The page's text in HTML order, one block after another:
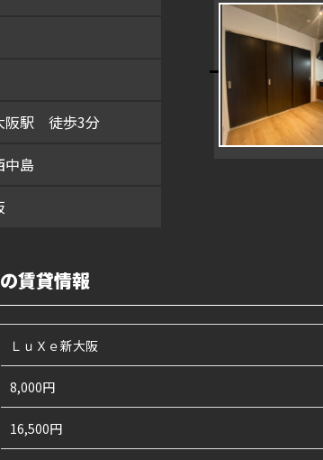
阪駅 徒歩3分
中島
賃貸情報
ＬｕＸｅ新大阪
8,000円
16,500円